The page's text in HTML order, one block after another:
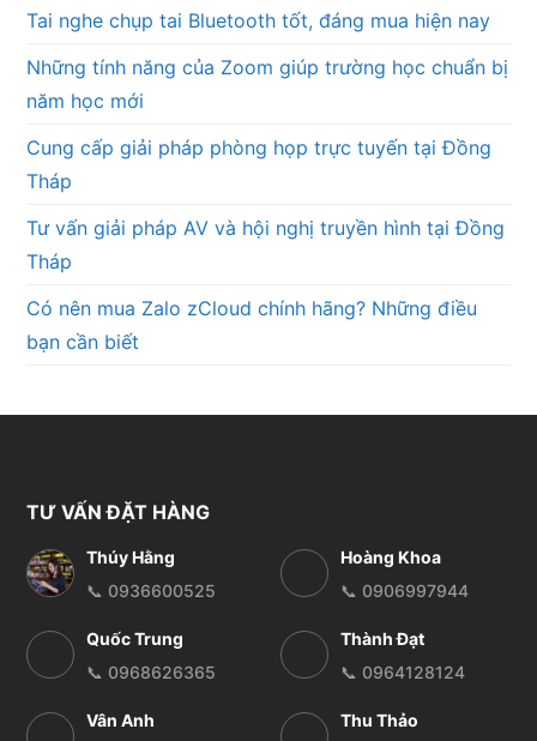
Tai nghe chụp tai Bluetooth tốt, đáng mua hiện nay
Những tính năng của Zoom giúp trường học chuẩn bị
năm học mới
Cung cấp giải pháp phòng họp trực tuyến tại Đồng
Tháp
Tư vấn giải pháp AV và hội nghị truyền hình tại Đồng
Tháp
Có nên mua Zalo zCloud chính hãng? Những điều
bạn cần biết
TƯ VẤN ĐẶT HÀNG
Thúy Hằng
📞 0936600525
Hoàng Khoa
📞 0906997944
Quốc Trung
📞 0968626365
Thành Đạt
📞 0964128124
Vân Anh
Thu Thảo